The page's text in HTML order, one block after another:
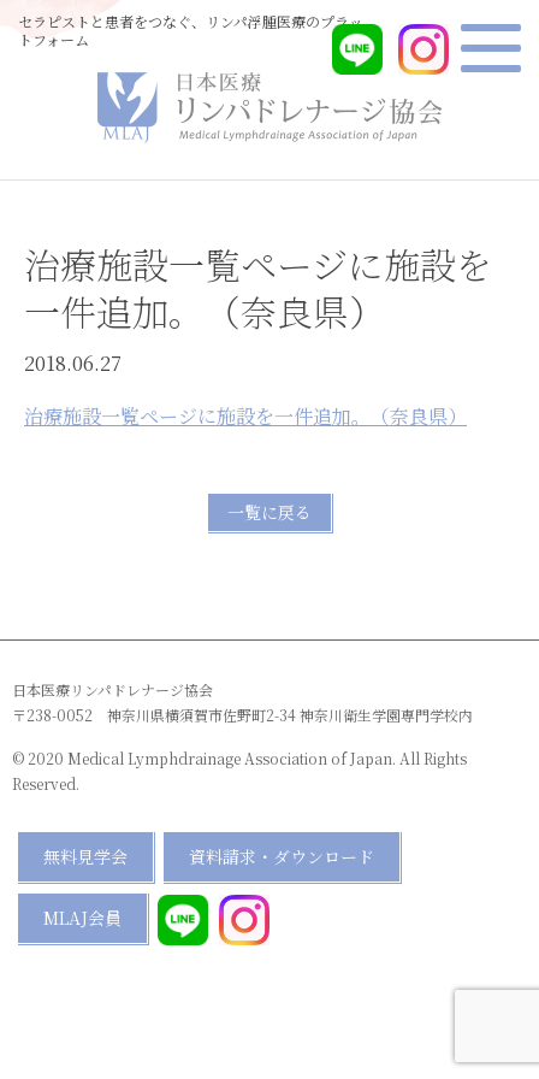
セラピストと患者をつなぐ、リンパ浮腫医療のプラッ
トフォーム
治療施設一覧ページに施設を
一件追加。（奈良県）
2018.06.27
治療施設一覧ページに施設を一件追加。（奈良県）
一覧に戻る
日本医療リンパドレナージ協会
〒238-0052 神奈川県横須賀市佐野町2-34 神奈川衛生学園専門学校内
© 2020 Medical Lymphdrainage Association of Japan. All Rights
Reserved.
無料見学会 資料請求・ダウンロード
MLAJ会員